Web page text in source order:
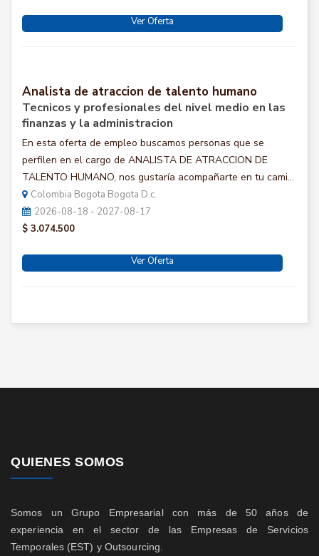
Ver Oferta
Analista de atraccion de talento humano
Tecnicos y profesionales del nivel medio en las
finanzas y la administracion
En esta oferta de empleo buscamos personas que se
perfilen en el cargo de ANALISTA DE ATRACCION DE
TALENTO HUMANO, nos gustaría acompañarte en tu cami...
Colombia Bogota Bogota D.c.
2026-08-18 - 2027-08-17
$ 3.074.500
Ver Oferta
QUIENES SOMOS
Somos un Grupo Empresarial con más de 50 años de
experiencia en el sector de las Empresas de Servicios
Temporales (EST) y Outsourcing.